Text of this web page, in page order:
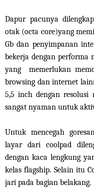
Dapur pacunya
otak (octa core)yang
Gb dan penyimpanan
bekerja dengan performa
yang memerlukan
browsing dan internet
5,5 inch dengan resolusi
sangat nyaman untuk
Untuk mencegah
layar dari coolpad
dengan kaca lengkung
kelas flagship. Selain itu
jari pada bagian belakang.